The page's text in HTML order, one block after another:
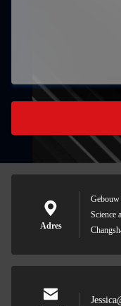
Adres
Gebouw
Science